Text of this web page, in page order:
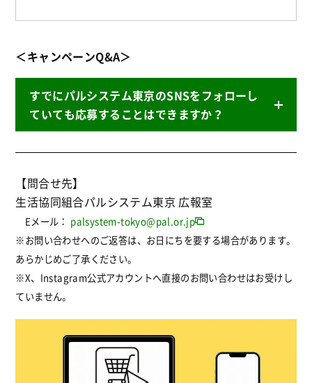
＜キャンペーンQ&A＞
すでにパルシステム東京のSNSをフォローし
ていても応募することはできますか？
本キャンペーンの投稿に対して、Xをお使いの方
は「リポスト」していただいて応募完了です。
【問合せ先】
生活協同組合パルシステム東京 広報室
Eメール： palsystem-tokyo@pal.or.jp
※お問い合わせへのご返答は、お日にちを要する場合があります。
あらかじめご了承ください。
※X、 Instagram公式アカウントへ直接のお問い合わせはお受けし
ていません。